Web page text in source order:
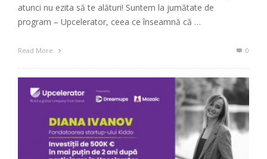
atunci nu ezita să te alături! Suntem la jumătate de
program – Upcelerator, ceea ce înseamnă că …
Read More 0